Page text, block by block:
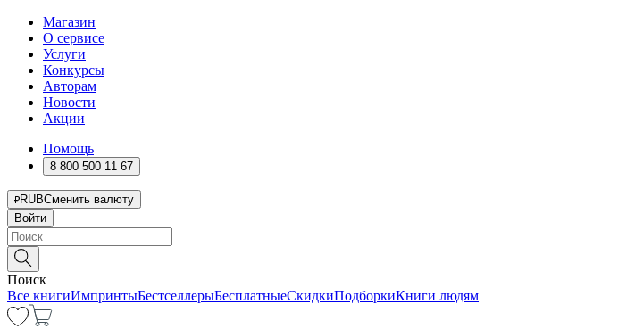
Магазин
О сервисе
Услуги
Конкурсы
Авторам
Новости
Акции
Помощь
8 800 500 11 67
RUBСменить валюту
Войти
Поиск
Все книгиИмпринтыБестселлерыБесплатныеСкидкиПодборкиКниги людям